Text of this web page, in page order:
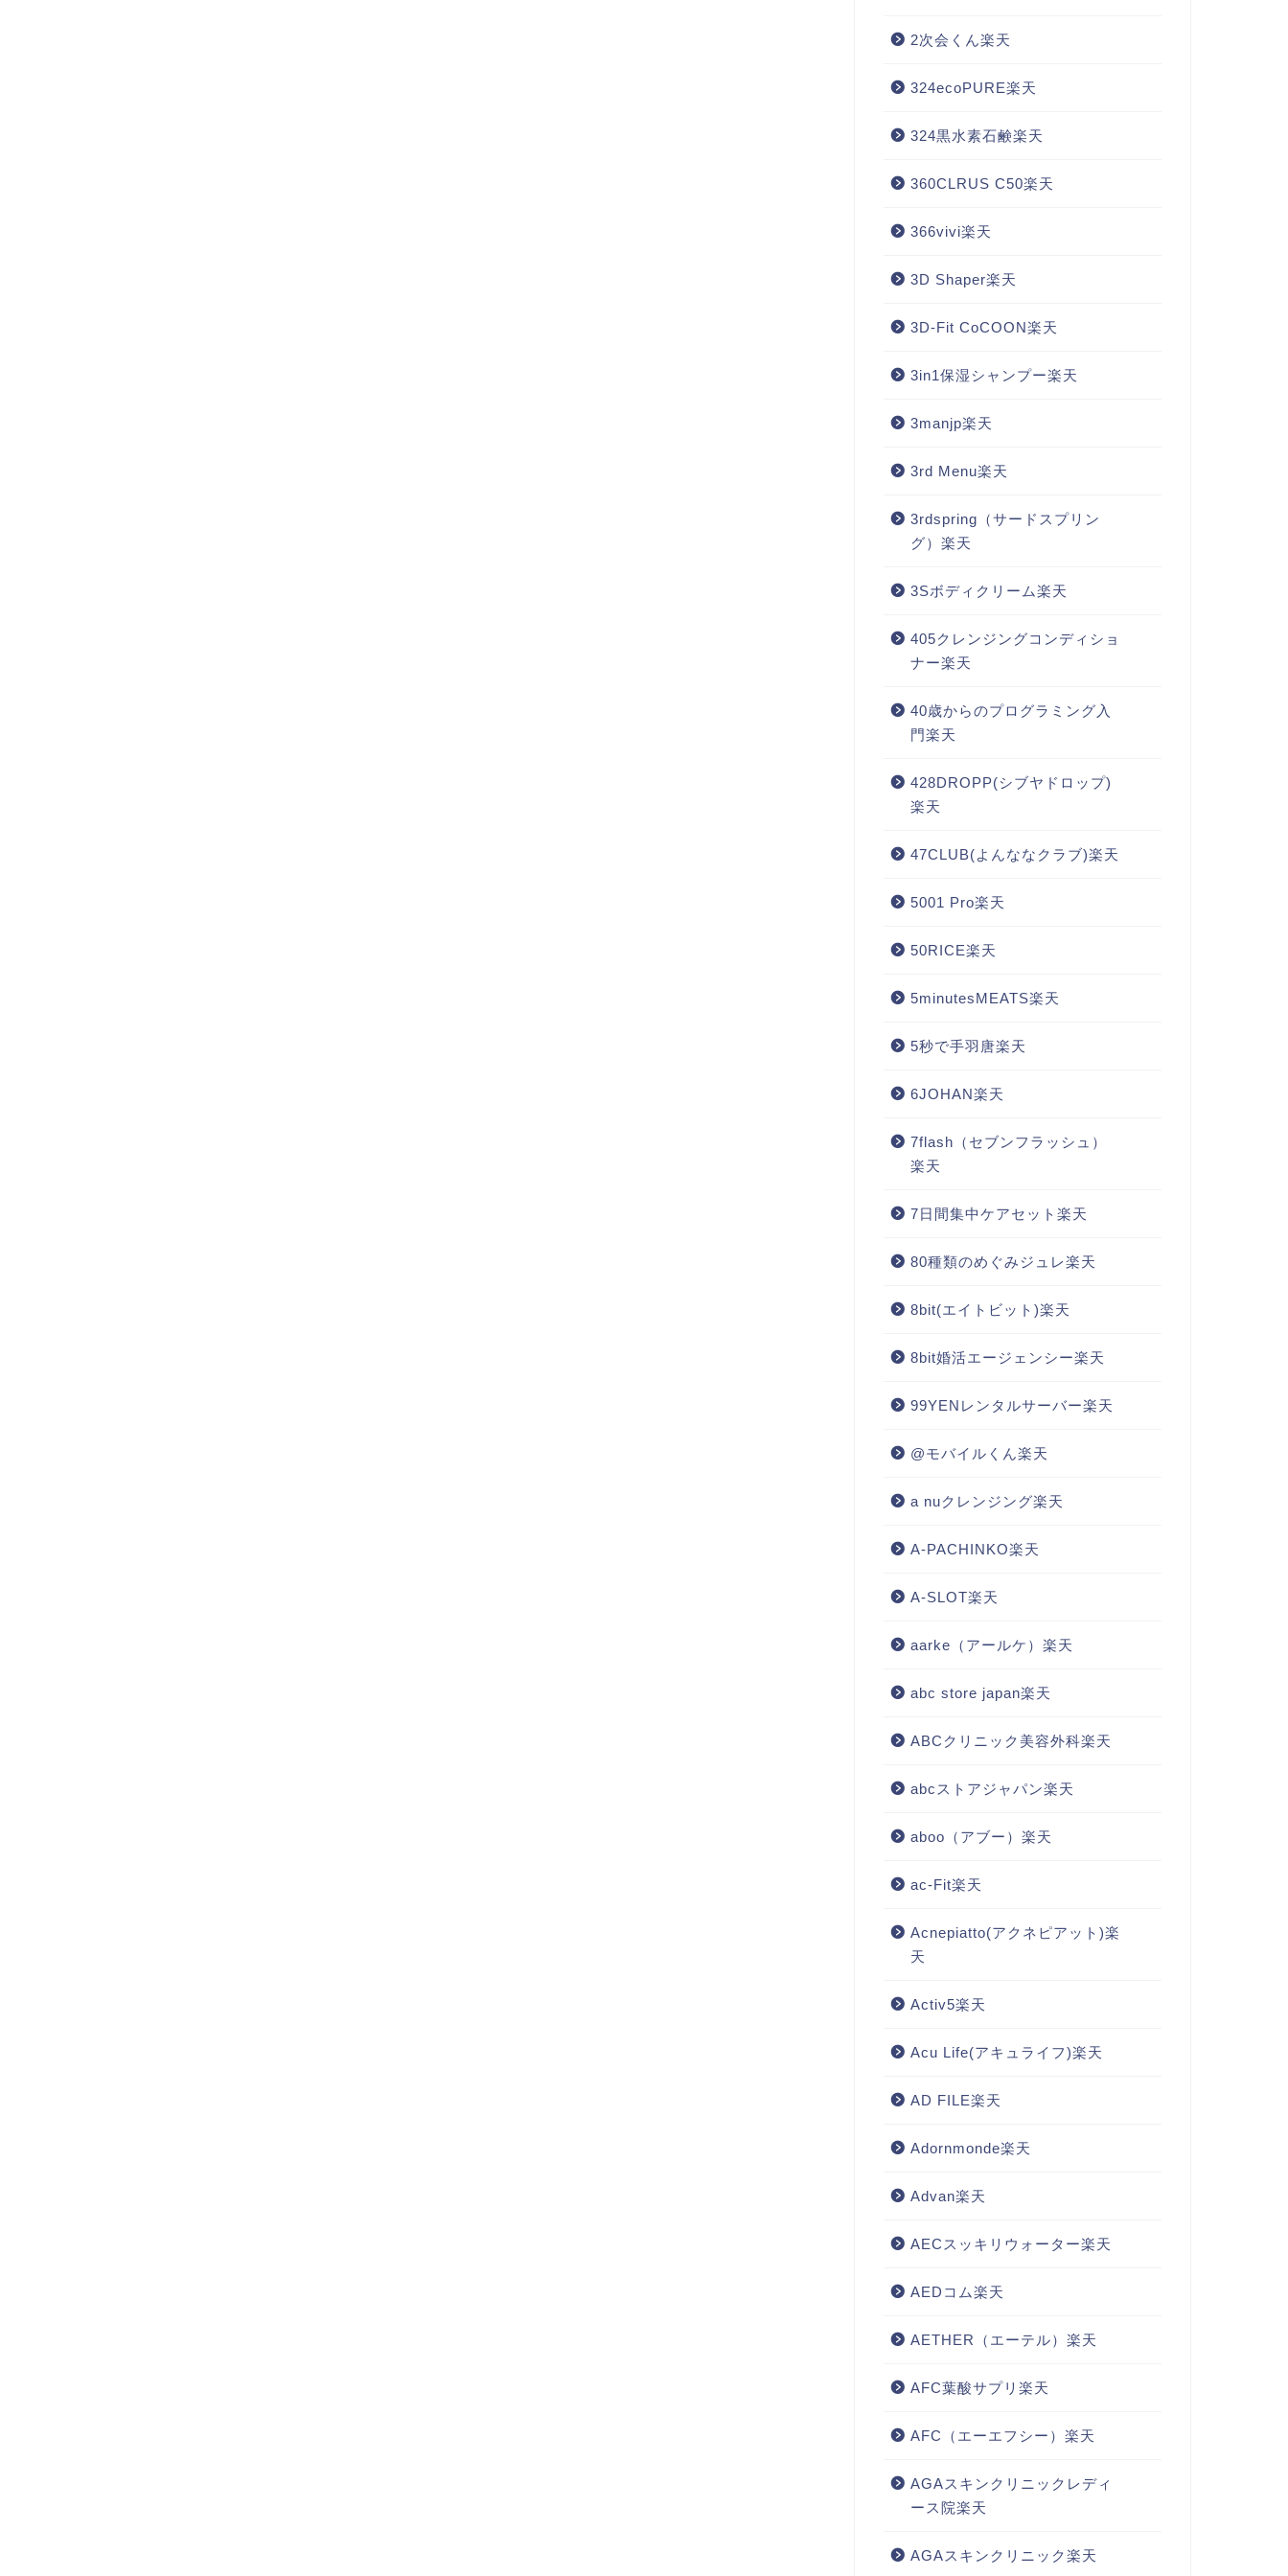
2次会くん楽天
324ecoPURE楽天
324黒水素石鹸楽天
360CLRUS C50楽天
366vivi楽天
3D Shaper楽天
3D-Fit CoCOON楽天
3in1保湿シャンプー楽天
3manjp楽天
3rd Menu楽天
3rdspring（サードスプリン
グ）楽天
3Sボディクリーム楽天
405クレンジングコンディショ
ナー楽天
40歳からのプログラミング入
門楽天
428DROPP(シブヤドロップ)
楽天
47CLUB(よんななクラブ)楽天
5001 Pro楽天
50RICE楽天
5minutesMEATS楽天
5秒で手羽唐楽天
6JOHAN楽天
7flash（セブンフラッシュ）
楽天
7日間集中ケアセット楽天
80種類のめぐみジュレ楽天
8bit(エイトビット)楽天
8bit婚活エージェンシー楽天
99YENレンタルサーバー楽天
@モバイルくん楽天
a nuクレンジング楽天
A-PACHINKO楽天
A-SLOT楽天
aarke（アールケ）楽天
abc store japan楽天
ABCクリニック美容外科楽天
abcストアジャパン楽天
aboo（アブー）楽天
ac-Fit楽天
Acnepiatto(アクネピアット)楽
天
Activ5楽天
Acu Life(アキュライフ)楽天
AD FILE楽天
Adornmonde楽天
Advan楽天
AECスッキリウォーター楽天
AEDコム楽天
AETHER（エーテル）楽天
AFC葉酸サプリ楽天
AFC（エーエフシー）楽天
AGAスキンクリニックレディ
ース院楽天
AGAスキンクリニック楽天